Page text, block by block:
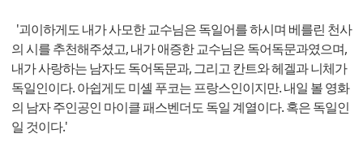
'괴이하게도 내가 사모한 교수님은 독일어를 하시며 베를린 천사
의 시를 추천해주셨고, 내가 애증한 교수님은 독어독문과였으며,
내가 사랑하는 남자도 독어독문과, 그리고 칸트와 헤겔과 니체가
독일인이다. 아쉽게도 미셸 푸코는 프랑스인이지만. 내일 볼 영화
의 남자 주인공인 마이클 패스벤더도 독일 계열이다. 혹은 독일인
일 것이다.'